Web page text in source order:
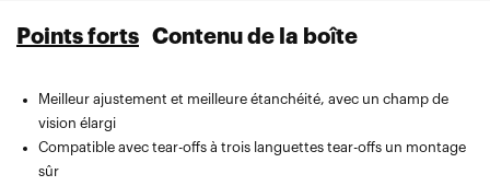
Points forts Contenu de la boîte
Meilleur ajustement et meilleure étanchéité, avec un champ de
vision élargi
Compatible avec tear-offs à trois languettes tear-offs un montage
sûr
Sac en microfibre imprimé par sublimation.